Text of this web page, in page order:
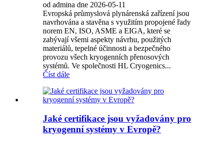
od admina dne 2026-05-11
Evropská průmyslová plynárenská zařízení jsou
navrhována a stavěna s využitím propojené řady
norem EN, ISO, ASME a EIGA, které se
zabývají všemi aspekty návrhu, použitých
materiálů, tepelné účinnosti a bezpečného
provozu všech kryogenních přenosových
systémů. Ve společnosti HL Cryogenics...
Číst dále
Jaké certifikace jsou vyžadovány pro
kryogenní systémy v Evropě?